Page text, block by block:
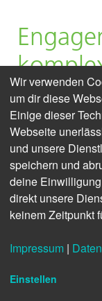
von Ideal
bei
Mitte Porz
Wir verwenden
um dir diese
Einige dieser
Webseite
und unsere
speichern und
deine
direkt unsere
keinem Zeitpunkt
Impressum |
Einstellen